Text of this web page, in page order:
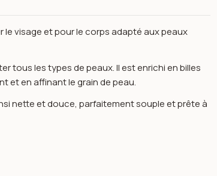
le visage et pour le corps adapté aux peaux
tous les types de peaux. Il est enrichi en billes
et en affinant le grain de peau.
nette et douce, parfaitement souple et prête à